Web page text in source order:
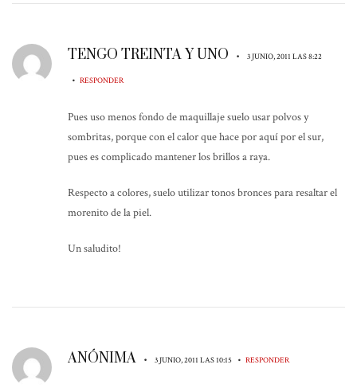
TENGO TREINTA Y UNO • 3 JUNIO, 2011 LAS 8:22
• RESPONDER
Pues uso menos fondo de maquillaje suelo usar polvos y
sombritas, porque con el calor que hace por aquí por el sur,
pues es complicado mantener los brillos a raya.
Respecto a colores, suelo utilizar tonos bronces para resaltar el
morenito de la piel.
Un saludito!
ANÓNIMA • 3 JUNIO, 2011 LAS 10:15 • RESPONDER